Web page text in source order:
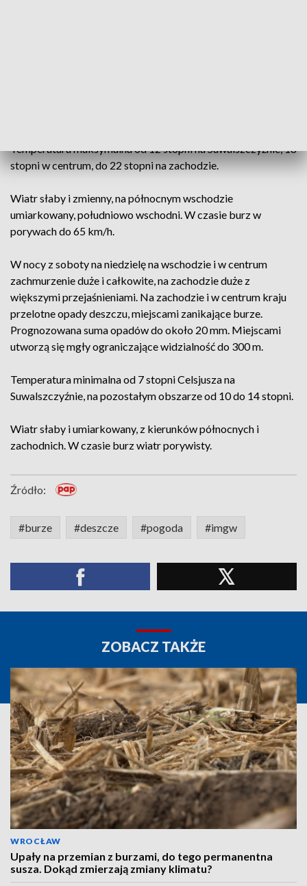
Temperatura maksymalna od 12 stopni na Suwalszczyźnie, 18
stopni w centrum, do 22 stopni na zachodzie.
Wiatr słaby i zmienny, na północnym wschodzie
umiarkowany, południowo wschodni. W czasie burz w
porywach do 65 km/h.
W nocy z soboty na niedzielę na wschodzie i w centrum
zachmurzenie duże i całkowite, na zachodzie duże z
większymi przejaśnieniami. Na zachodzie i w centrum kraju
przelotne opady deszczu, miejscami zanikające burze.
Prognozowana suma opadów do około 20 mm. Miejscami
utworzą się mgły ograniczające widzialność do 300 m.
Temperatura minimalna od 7 stopni Celsjusza na
Suwalszczyźnie, na pozostałym obszarze od 10 do 14 stopni.
Wiatr słaby i umiarkowany, z kierunków północnych i
zachodnich. W czasie burz wiatr porywisty.
Źródło:
#burze #deszcze #pogoda #imgw
ZOBACZ TAKŻE
WROCŁAW
Upały na przemian z burzami, do tego permanentna
susza. Dokąd zmierzają zmiany klimatu?